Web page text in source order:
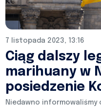
7 listopada 2023, 13:16
Ciąg dalszy
marihuany w
posiedzenie
Niedawno